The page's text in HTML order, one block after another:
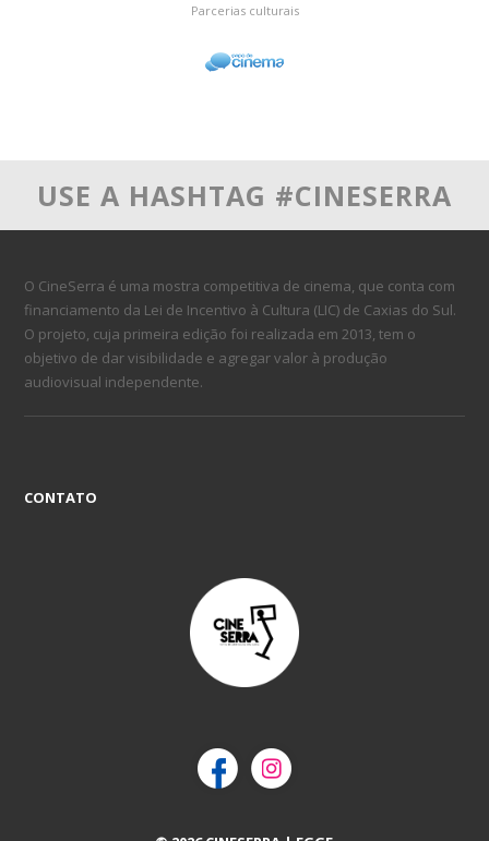
Parcerias culturais
USE A HASHTAG #CINESERRA
O CineSerra é uma mostra competitiva de cinema, que conta com
financiamento da Lei de Incentivo à Cultura (LIC) de Caxias do Sul.
O projeto, cuja primeira edição foi realizada em 2013, tem o
objetivo de dar visibilidade e agregar valor à produção
audiovisual independente.
CONTATO